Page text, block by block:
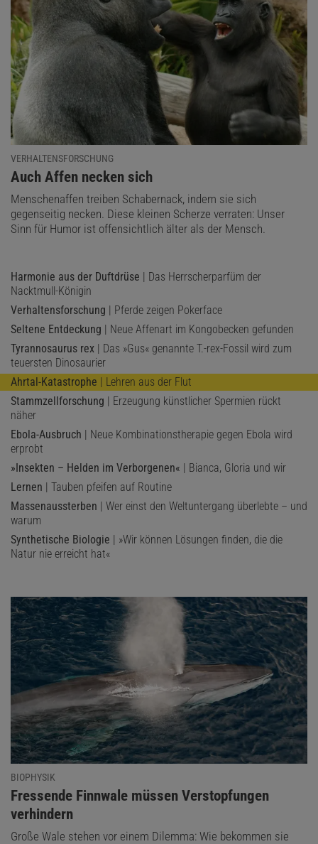
VERHALTENSFORSCHUNG
:
Auch Affen necken sich
Menschenaffen treiben Schabernack, indem sie sich
gegenseitig necken. Diese kleinen Scherze verraten: Unser
Sinn für Humor ist offensichtlich älter als der Mensch.
Harmonie aus der Duftdrüse | Das Herrscherparfüm der
Nacktmull-Königin
Verhaltensforschung | Pferde zeigen Pokerface
Seltene Entdeckung | Neue Affenart im Kongobecken gefunden
Tyrannosaurus rex | Das »Gus« genannte T.-rex-Fossil wird zum
teuersten Dinosaurier
Ahrtal-Katastrophe | Lehren aus der Flut
Stammzellforschung | Erzeugung künstlicher Spermien rückt
näher
Ebola-Ausbruch | Neue Kombinationstherapie gegen Ebola wird
erprobt
»Insekten – Helden im Verborgenen« | Bianca, Gloria und wir
Lernen | Tauben pfeifen auf Routine
Massenaussterben | Wer einst den Weltuntergang überlebte – und
warum
Synthetische Biologie | »Wir können Lösungen finden, die die
Natur nie erreicht hat«
BIOPHYSIK
:
Fressende Finnwale müssen Verstopfungen
verhindern
Große Wale stehen vor einem Dilemma: Wie bekommen sie